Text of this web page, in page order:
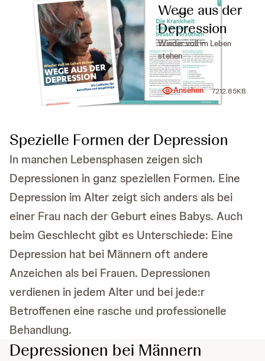
Wege aus der
Depression
Wieder voll im Leben
stehen
Ansehen 7212.85KB
Spezielle Formen der Depression
In manchen Lebensphasen zeigen sich
Depressionen in ganz speziellen Formen. Eine
Depression im Alter zeigt sich anders als bei
einer Frau nach der Geburt eines Babys. Auch
beim Geschlecht gibt es Unterschiede: Eine
Depression hat bei Männern oft andere
Anzeichen als bei Frauen. Depressionen
verdienen in jedem Alter und bei jede:r
Betroffenen eine rasche und professionelle
Behandlung.
Depressionen bei Männern